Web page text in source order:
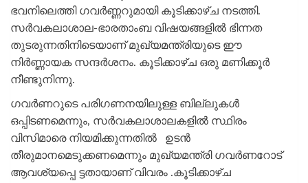
ഭവനിലെത്തി ഗവർണ്ണറുമായി കൂടിക്കാഴ്ച നടത്തി.
സര്‍വകലാശാല-ഭാരതാംബ വിഷയങ്ങളില്‍ ഭിന്നത
തുടരുന്നതിനിടെയാണ് മുഖ്യമന്ത്രിയുടെ ഈ
നിർണ്ണായക സന്ദർശനം. കൂടിക്കാഴ്ച ഒരു മണിക്കൂര്‍
നീണ്ടുനിന്നു.
ഗവര്‍ണറുടെ പരിഗണനയിലുള്ള ബില്ലുകള്‍
ഒപ്പിടണമെന്നും, സര്‍വകലാശാലകളില്‍ സ്ഥിരം
വിസിമാരെ നിയമിക്കുന്നതിൽ ഉടന്‍
തീരുമാനമെടുക്കണമെന്നും മുഖ്യമന്ത്രി ഗവര്‍ണറോട്
ആവശ്യപ്പെ ട്ടതായാണ് വിവരം .കൂടിക്കാഴ്ച